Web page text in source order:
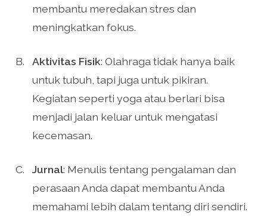
membantu meredakan stres dan
meningkatkan fokus.
Aktivitas Fisik: Olahraga tidak hanya baik
untuk tubuh, tapi juga untuk pikiran.
Kegiatan seperti yoga atau berlari bisa
menjadi jalan keluar untuk mengatasi
kecemasan.
Jurnal: Menulis tentang pengalaman dan
perasaan Anda dapat membantu Anda
memahami lebih dalam tentang diri sendiri.